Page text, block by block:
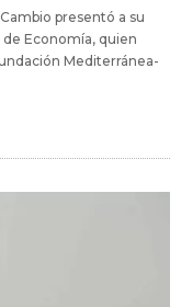
presentó a su
Economía, quien
Mediterránea-